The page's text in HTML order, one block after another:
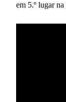
em 5.º lugar